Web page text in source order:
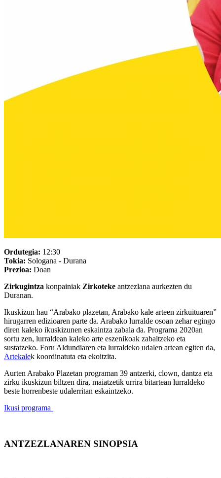
Ordutegia: 12:30
Tokia: Sologana - Durana
Prezioa: Doan
Zirkugintza konpainiak Zirkoteke antzezlana aurkezten du
Duranan.
Ikuskizun hau “Arabako plazetan, Arabako kale arteen zirkuituaren”
hirugarren edizioaren parte da. Arabako lurralde osoan zehar egingo
diren kaleko ikuskizunen eskaintza zabala da. Programa 2020an
sortu zen, lurraldean kaleko arte eszenikoak zabaltzeko eta
sustatzeko. Foru Aldundiaren eta lurraldeko udalen artean egiten da,
Artekalek koordinatuta eta ekoitzita.
Aurten Arabako Plazetan programan 39 antzerki, clown, dantza eta
zirku ikuskizun biltzen dira, maiatzetik urrira bitartean lurraldeko
beste horrenbeste udalerritan eskaintzeko.
Ikusi programa
ANTZEZLANAREN SINOPSIA